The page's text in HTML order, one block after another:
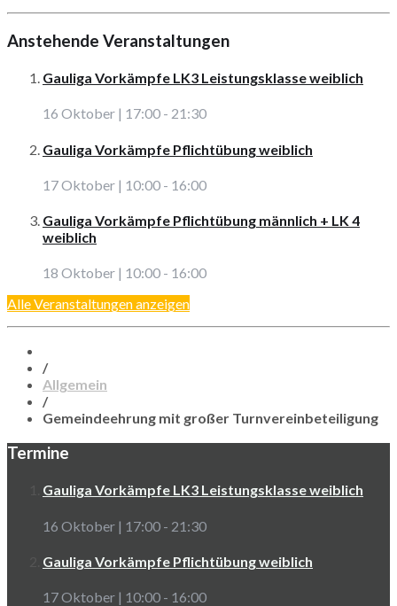
Anstehende Veranstaltungen
Gauliga Vorkämpfe LK3 Leistungsklasse weiblich
16 Oktober | 17:00 - 21:30
Gauliga Vorkämpfe Pflichtübung weiblich
17 Oktober | 10:00 - 16:00
Gauliga Vorkämpfe Pflichtübung männlich + LK 4
weiblich
18 Oktober | 10:00 - 16:00
Alle Veranstaltungen anzeigen
/
Allgemein
/
Gemeindeehrung mit großer Turnvereinbeteiligung
Termine
Gauliga Vorkämpfe LK3 Leistungsklasse weiblich
16 Oktober | 17:00 - 21:30
Gauliga Vorkämpfe Pflichtübung weiblich
17 Oktober | 10:00 - 16:00